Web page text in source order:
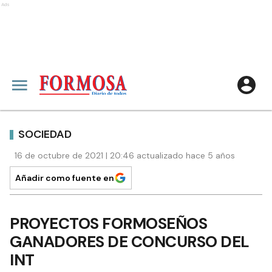
Ads
SOCIEDAD
16 de octubre de 2021 | 20:46 actualizado hace 5 años
Añadir como fuente en
PROYECTOS FORMOSEÑOS
GANADORES DE CONCURSO DEL
INT